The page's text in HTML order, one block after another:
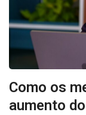
Como os
aumento